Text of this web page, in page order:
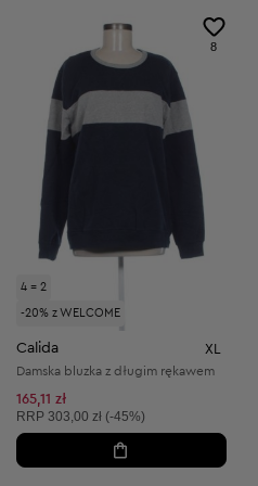
4 = 2
-20% z WELCOME
8
Calida XL
Damska bluzka z długim rękawem
165,11 zł
Cena sugerowana:
RRP 303,00 zł (-45%)